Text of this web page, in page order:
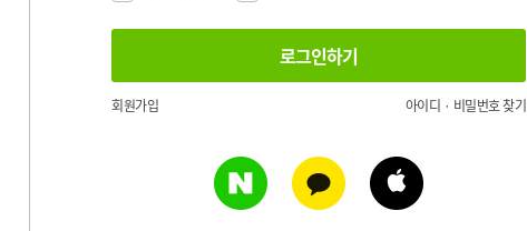
회원가입 아이디 · 비밀번호 찾기